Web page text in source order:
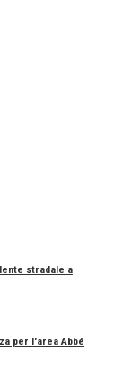
stradale a
per l'area Abbé